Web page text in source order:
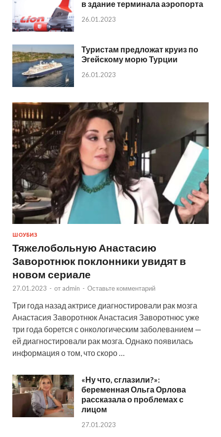
в здание терминала аэропорта
26.01.2023
Туристам предложат круиз по
Эгейскому морю Турции
26.01.2023
ШОУБИЗ
Тяжелобольную Анастасию
Заворотнюк поклонники увидят в
новом сериале
27.01.2023 - от admin - Оставьте комментарий
Три года назад актрисе диагностировали рак мозга
Анастасия Заворотнюк Анастасия Заворотнюс уже
три года борется с онкологическим заболеванием —
ей диагностировали рак мозга. Однако появилась
информация о том, что скоро …
«Ну что, сглазили?»:
беременная Ольга Орлова
рассказала о проблемах с
лицом
27.01.2023